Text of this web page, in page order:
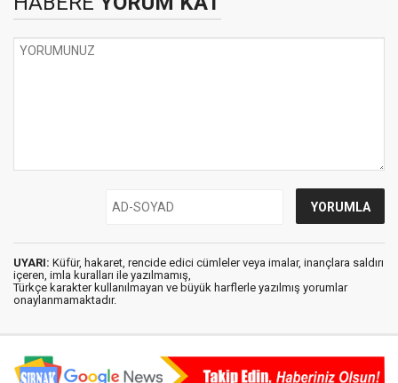
UYARI: Küfür, hakaret, rencide edici cümleler veya imalar, inançlara saldırı
içeren, imla kuralları ile yazılmamış,
Türkçe karakter kullanılmayan ve büyük harflerle yazılmış yorumlar
onaylanmamaktadır.